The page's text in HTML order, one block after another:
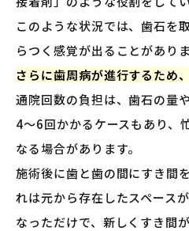
このような状況では、歯石を
らつく感覚が出ることがありま
さらに歯周病が進行するため
通院回数の負担は、歯石の量
4〜6回かかるケースもあり、
なる場合があります。
施術後に歯と歯の間にすき間
れは元から存在したスペース
なっただけで、新しくすき間